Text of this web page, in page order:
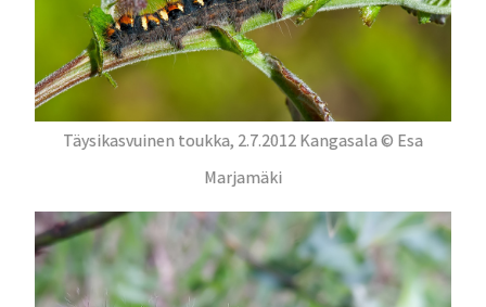
Täysikasvuinen toukka, 2.7.2012 Kangasala © Esa
Marjamäki